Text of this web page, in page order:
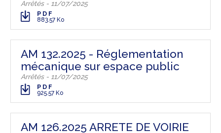
Arrêtés - 11/07/2025
PDF
883.57 Ko
AM 132.2025 - Réglementation
mécanique sur espace public
Arrêtés - 11/07/2025
PDF
925.57 Ko
AM 126.2025 ARRETE DE VOIRIE